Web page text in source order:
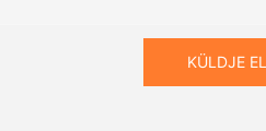
KÜLDJE